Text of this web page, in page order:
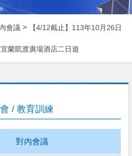
會議 > 【4/12截止】113年10月26日
蘭凱渡廣場酒店二日遊
/ 教育訓練
對內會議